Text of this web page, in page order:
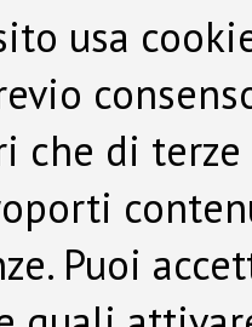
usa
che di
Puoi